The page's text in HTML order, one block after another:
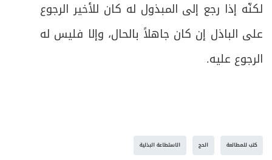
لكنّه إذا رجع إلى المبذول له كان للأخير الرجوع
على الباذل إن كان جاهلاً بالحال، وإلا فليس له
الرجوع عليه.
كتب للمطالعة الحج الاستطاعة البذلية